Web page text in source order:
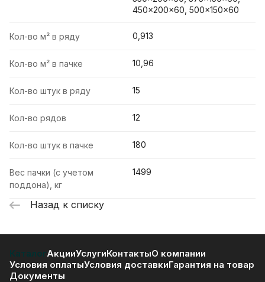
450×200×60, 500×150×60
Кол-во м² в ряду 0,913
Кол-во м² в пачке 10,96
Кол-во штук в ряду 15
Кол-во рядов 12
Кол-во штук в пачке 180
Вес пачки (с учетом
поддона), кг
1499
Назад к списку
КаталогАкцииУслугиКонтактыО компании
Условия оплатыУсловия доставкиГарантия на товар
Документы